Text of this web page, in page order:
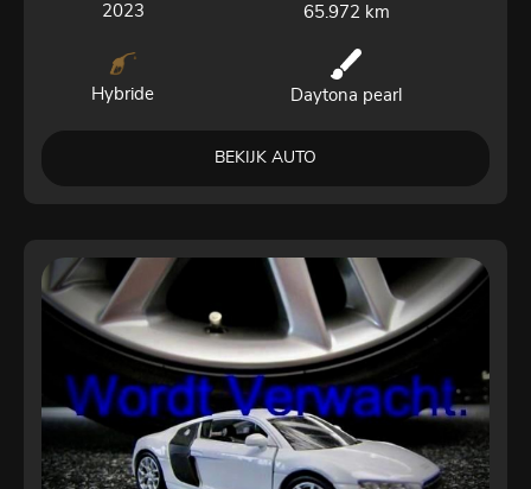
2023 65.972 km
Hybride Daytona pearl
BEKIJK AUTO